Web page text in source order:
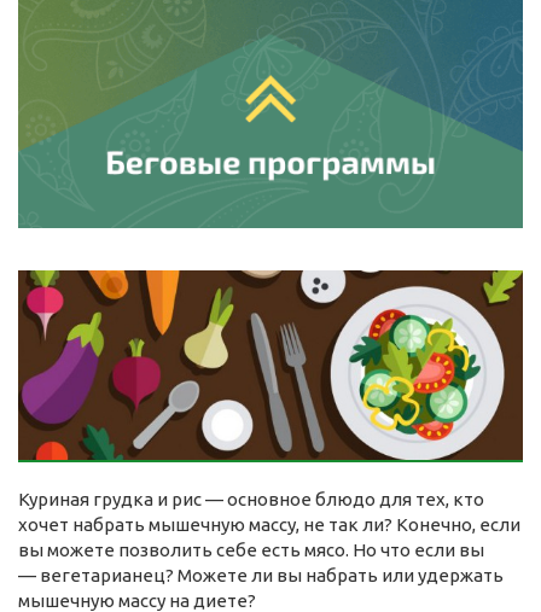
Куриная грудка и рис — основное блюдо для тех, кто
хочет набрать мышечную массу, не так ли? Конечно, если
вы можете позволить себе есть мясо. Но что если вы
— вегетарианец? Можете ли вы набрать или удержать
мышечную массу на диете?